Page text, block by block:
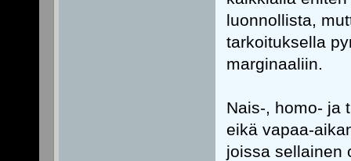
luonnollista,
tarkoituksella
marginaaliin.
Nais-, homo- ja
eikä vapaa-
joissa sellainen